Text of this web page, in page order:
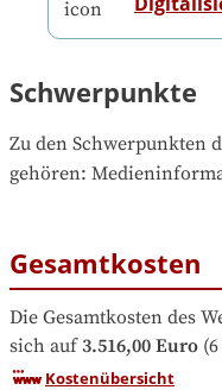
Schwerpunkte
Zu den Schwerpunkten
gehören:
Gesamtkosten
Die Gesamtkosten des
sich auf 3.516,00 Euro
Kostenübersicht